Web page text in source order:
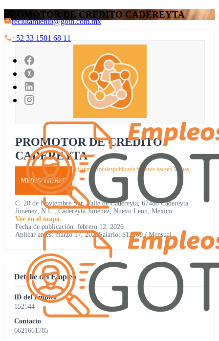
reclutamiento@goth.com.mx
+52 33 1581 68 11
PROMOTOR DE CREDITO CADEREYTA
PROMOTOR DE CREDITO
CADEREYTA
MEDIO TIEMPO
@Fatima Rosalespublicada 6 meses haceen Ventas
C. 20 de Noviembre Sur, Valle de Cadereyta, 67480 Cadereyta
Jiménez, N.L., Cadereyta Jiménez, Nuevo Leon, Mexico
Ver en el mapa
Fecha de publicación: febrero 12, 2026
Aplicar antes: marzo 17, 2026Salario: $12200 / Mensual
Detalle del Empleo
ID del Empleo
152544
Contacto
6621661785